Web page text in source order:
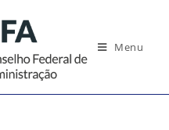
Menu